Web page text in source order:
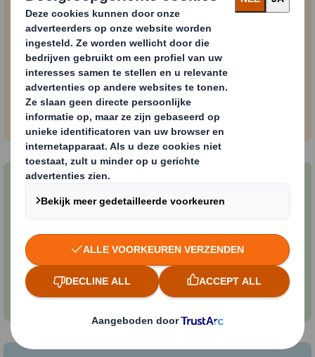
Het in gebruik houden van
producten en materialen
Een circulaire economie geeft de voorkeur aan
activiteiten waarbij waarde in de vorm van energie,
arbeid en materialen behouden blijft. Dit betekent
ontwerpen met het oog op duurzaamheid,
hergebruik, herfabricage en recycling om
producten, onderdelen en materialen in de
economie te laten circuleren.
Designoplossingen om afval en
vervuiling tegen te gaan
Een circulaire economie stimuleert/zoekt
designoplossingen om negatieve effecten van
economische activiteit tegen te gaan die schade
toebrengen aan de menselijke gezondheid en
vrijkomen van broeikasgassen en gevaarlijke
stoffen, de vervuiling van lucht, land en water.